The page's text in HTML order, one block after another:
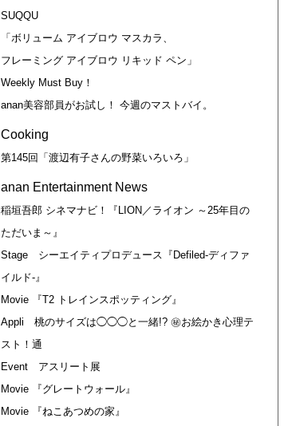
SUQQU
「ボリューム アイブロウ マスカラ、
フレーミング アイブロウ リキッド ペン」
Weekly Must Buy！
anan美容部員がお試し！ 今週のマストバイ。
Cooking
第145回「渡辺有子さんの野菜いろいろ」
anan Entertainment News
稲垣吾郎 シネマナビ！『LION／ライオン ～25年目の
ただいま～』
Stage シーエイティプロデュース『Defiled-ディファ
イルド-』
Movie 『T2 トレインスポッティング』
Appli 桃のサイズは◯◯◯と一緒!? ㊙お絵かき心理テ
スト！通
Event アスリート展
Movie 『グレートウォール』
Movie 『ねこあつめの家』